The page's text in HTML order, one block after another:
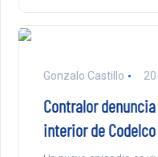
Gonzalo Castillo
Contralor
interior de Codelco